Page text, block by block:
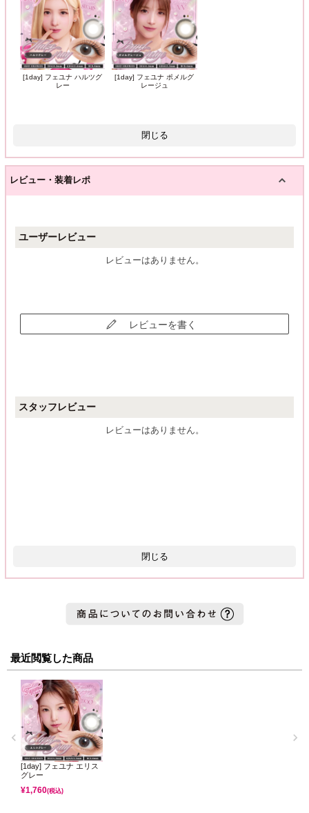
[1day] フェユナ ハルツグ
レー
[1day] フェユナ ポメルグ
レージュ
閉じる
レビュー・装着レポ
ユーザーレビュー
レビューはありません。
レビューを書く
スタッフレビュー
レビューはありません。
閉じる
最近閲覧した商品
[1day] フェユナ エリス
グレー
¥1,760(税込)